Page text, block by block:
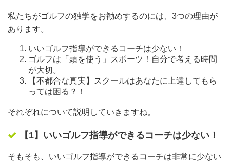
私たちがゴルフの独学をお勧めするのには、3つの理由が
あります。
いいゴルフ指導ができるコーチは少ない！
ゴルフは「頭を使う」スポーツ！自分で考える時間
が大切。
【不都合な真実】スクールはあなたに上達してもら
っては困る？！
それぞれについて説明していきますね。
【1】いいゴルフ指導ができるコーチは少ない！
そもそも、いいゴルフ指導ができるコーチは非常に少ない